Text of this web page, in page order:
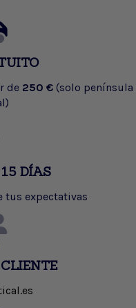
de 250 € (solo península
DÍAS
tus expectativas